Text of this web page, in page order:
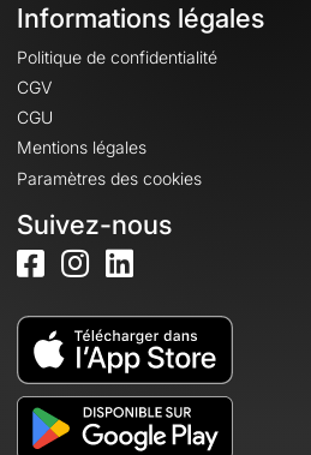
Informations légales
Politique de confidentialité
CGV
CGU
Mentions légales
Paramètres des cookies
Suivez-nous